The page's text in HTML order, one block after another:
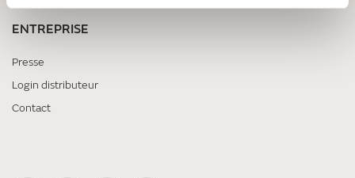
ENTREPRISE
Presse
Login distributeur
Contact